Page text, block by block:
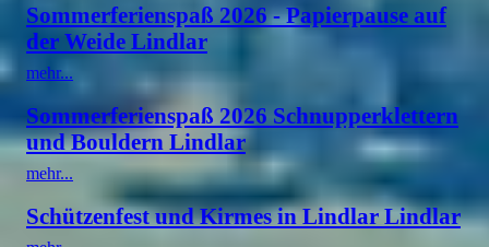
Sommerferienspaß 2026 - Papierpause auf
der Weide Lindlar
mehr...
Sommerferienspaß 2026 Schnupperklettern
und Bouldern Lindlar
mehr...
Schützenfest und Kirmes in Lindlar Lindlar